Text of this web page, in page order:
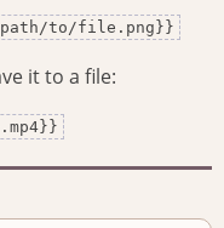
to/file.png}}
it to a file: